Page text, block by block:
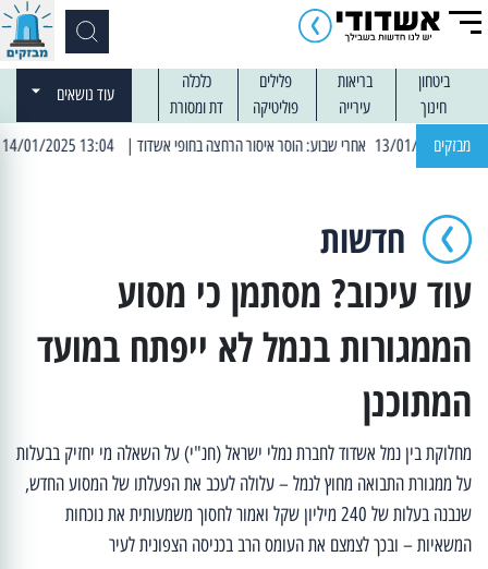
ביטחון בריאות פלילים
כלכלה
חינוך
עירייה פוליטיקה דת ומסורת
עוד נושאים
מבזקים | 13:04 14/01/2025 עובדים בלילות: עבודות קרצוף וריבוד אספלט
חדשות
עוד עיכוב? מסתמן כי מסוע
הממגורות בנמל לא ייפתח במועד
המתוכנן
מחלוקת בין נמל אשדוד לחברת נמלי ישראל (חנ"י) על השאלה מי יחזיק בבעלות
על ממגורת התבואה מחוץ לנמל – עלולה לעכב את הפעלתו של המסוע החדש,
שנבנה בעלות של 240 מיליון שקל ואמור לחסוך משמעותית את נוכחות
המשאיות – ובכך לצמצם את העומס הרב בכניסה הצפונית לעיר